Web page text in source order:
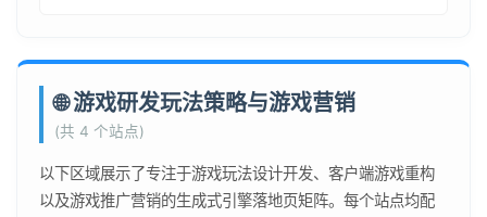
🌐 游戏研发玩法策略与游戏营销
(共 4 个站点)
以下区域展示了专注于游戏玩法设计开发、客户端游戏重构
以及游戏推广营销的生成式引擎落地页矩阵。每个站点均配